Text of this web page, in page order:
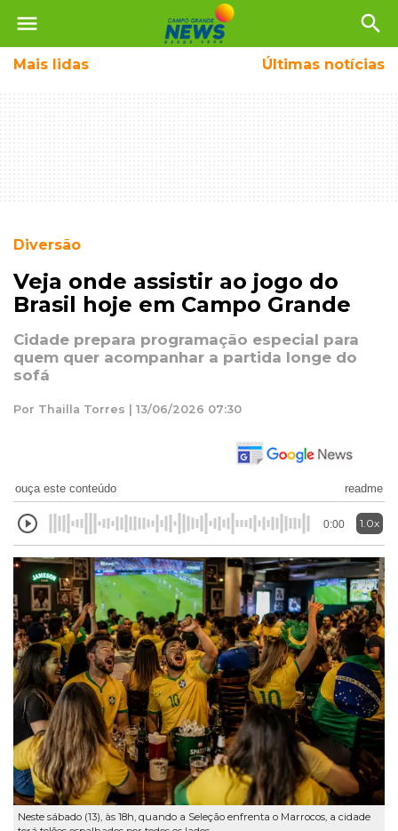
menu search
Mais lidas Últimas notícias
Diversão
Veja onde assistir ao jogo do
Brasil hoje em Campo Grande
Cidade prepara programação especial para
quem quer acompanhar a partida longe do
sofá
Por Thailla Torres | 13/06/2026 07:30
ouça este conteúdo readme
0:00 1.0x
Neste sábado (13), às 18h, quando a Seleção enfrenta o Marrocos, a cidade